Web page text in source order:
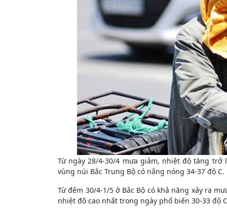
Từ ngày 28/4-30/4 mưa giảm, nhiệt độ tăng
vùng núi Bắc Trung Bộ có nắng nóng 34-37 độ C.
Từ đêm 30/4-1/5 ở Bắc Bộ có khả năng xảy ra
nhiệt độ cao nhất trong ngày phổ biến 30-33 độ